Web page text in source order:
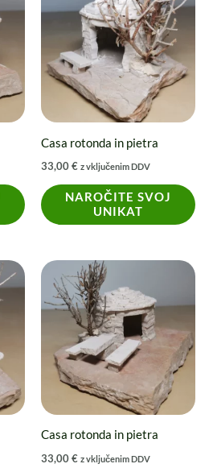
Casa rotonda in pietra
33,00€ z vključenim DDV
NAROČITE SVOJ
UNIKAT
Casa rotonda in pietra
33,00€ z vključenim DDV